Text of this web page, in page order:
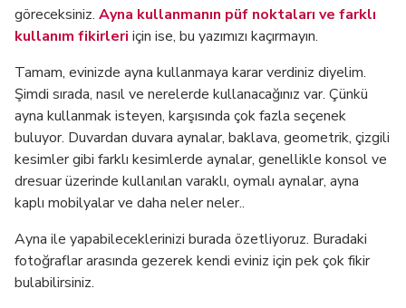
göreceksiniz. Ayna kullanmanın püf noktaları ve farklı
kullanım fikirleri için ise, bu yazımızı kaçırmayın.
Tamam, evinizde ayna kullanmaya karar verdiniz diyelim.
Şimdi sırada, nasıl ve nerelerde kullanacağınız var. Çünkü
ayna kullanmak isteyen, karşısında çok fazla seçenek
buluyor. Duvardan duvara aynalar, baklava, geometrik, çizgili
kesimler gibi farklı kesimlerde aynalar, genellikle konsol ve
dresuar üzerinde kullanılan varaklı, oymalı aynalar, ayna
kaplı mobilyalar ve daha neler neler..
Ayna ile yapabileceklerinizi burada özetliyoruz. Buradaki
fotoğraflar arasında gezerek kendi eviniz için pek çok fikir
bulabilirsiniz.